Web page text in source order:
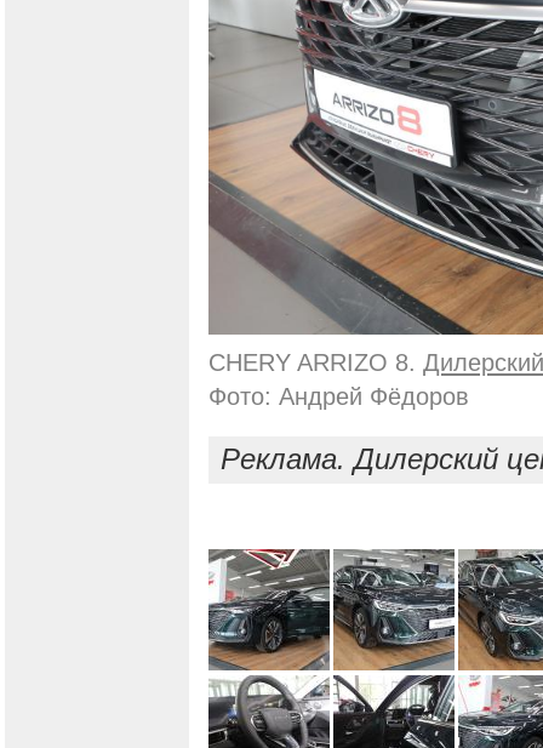
CHERY ARRIZO 8.
Фото: Андрей Фёдоров
Реклама. Дилерский